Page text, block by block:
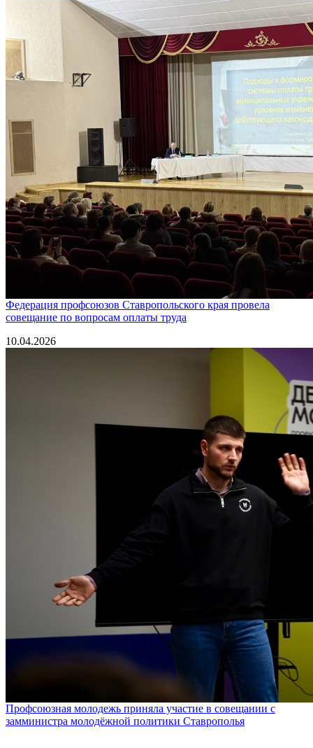
Федерация профсоюзов Ставропольского края провела
совещание по вопросам оплаты труда
10.04.2026
Профсоюзная молодежь приняла участие в совещании с
замминистра молодёжной политики Ставрополья